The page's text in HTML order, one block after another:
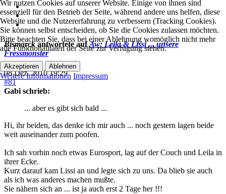
Bismarckantwortete aufAw: Leila & Lissi ... unsere
Fressmonster
08 Dez. 2010 19:29
#81
Gabi schrieb:
... aber es gibt sich bald ...
Hi, ihr beiden, das denke ich mir auch ... noch gestern lagen beide
weit auseinander zum poofen.
Ich sah vorhin noch etwas Eurosport, lag auf der Couch und Leila in
ihrer Ecke.
Kurz darauf kam Lissi an und legte sich zu uns. Da blieb sie auch
als ich was anderes machen mußte.
Sie nähern sich an ... ist ja auch erst 2 Tage her !!!
Wir nutzen Cookies auf unserer Website. Einige von ihnen sind
essenziell für den Betrieb der Seite, während andere uns helfen, diese
Website und die Nutzererfahrung zu verbessern (Tracking Cookies).
Sie können selbst entscheiden, ob Sie die Cookies zulassen möchten.
Bitte beachten Sie, dass bei einer Ablehnung womöglich nicht mehr
alle Funktionalitäten der Seite zur Verfügung stehen.
Akzeptieren Ablehnen
Weitere Informationen Impressum